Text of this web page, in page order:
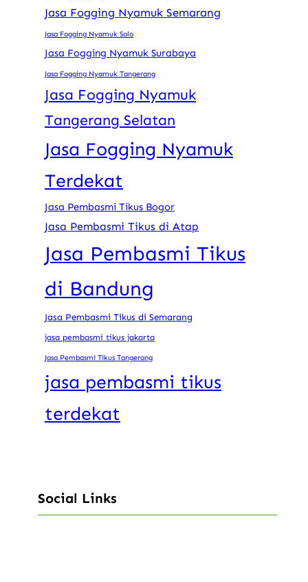
Jasa Fogging Nyamuk Semarang
Jasa Fogging Nyamuk Solo
Jasa Fogging Nyamuk Surabaya
Jasa Fogging Nyamuk Tangerang
Jasa Fogging Nyamuk
Tangerang Selatan
Jasa Fogging Nyamuk
Terdekat
Jasa Pembasmi Tikus Bogor
Jasa Pembasmi Tikus di Atap
Jasa Pembasmi Tikus
di Bandung
Jasa Pembasmi Tikus di Semarang
jasa pembasmi tikus jakarta
Jasa Pembasmi Tikus Tangerang
jasa pembasmi tikus
terdekat
Social Links